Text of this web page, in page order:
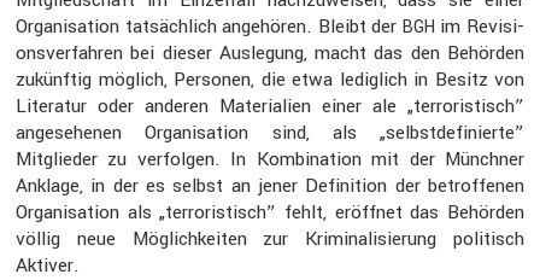
Organi­sa­tion tatsäch­lich angehören. Bleibt der BGH im Revisi­
ons­ver­fahren bei dieser Ausle­gung, macht das den Behörden
zukünftig möglich, Personen, die etwa ledig­lich in Besitz von
Literatur oder anderen Materia­lien einer ale „terro­ris­tisch”
angese­henen Organi­sa­tion sind, als „selbst­de­fi­nierte”
Mitglieder zu verfolgen. In Kombi­na­tion mit der Münchner
Anklage, in der es selbst an jener Defini­tion der betrof­fenen
Organi­sa­tion als „terro­ris­tisch” fehlt, eröffnet das Behörden
völlig neue Möglich­keiten zur Krimi­na­li­sie­rung politisch
Aktiver.